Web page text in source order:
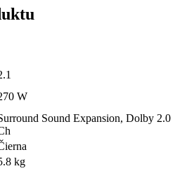
W
Sound Expansion, Dolby 2.0
kg